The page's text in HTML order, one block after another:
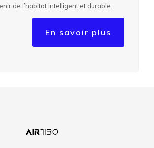
de l’habitat intelligent et durable.
En savoir plus